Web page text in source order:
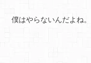
僕はやらないんだよね。